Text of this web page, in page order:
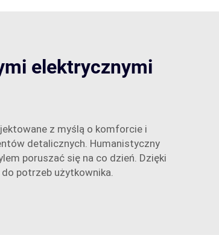
elektrycznymi
z myślą o komforcie i
detalicznych. Humanistyczny
poruszać się na co dzień. Dzięki
potrzeb użytkownika.